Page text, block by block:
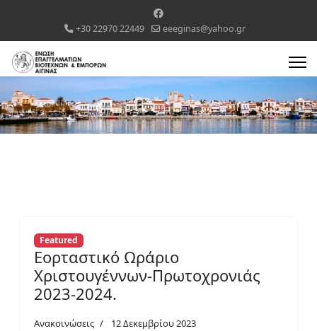
+30 22970 22449 eeeginas@yahoo.gr
Featured
Εορταστικό Ωράριο
Χριστουγέννων-Πρωτοχρονιάς
2023-2024.
Ανακοινώσεις 12 Δεκεμβρίου 2023